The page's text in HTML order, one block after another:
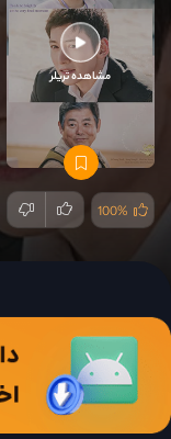
مشاهده تریلر
100%